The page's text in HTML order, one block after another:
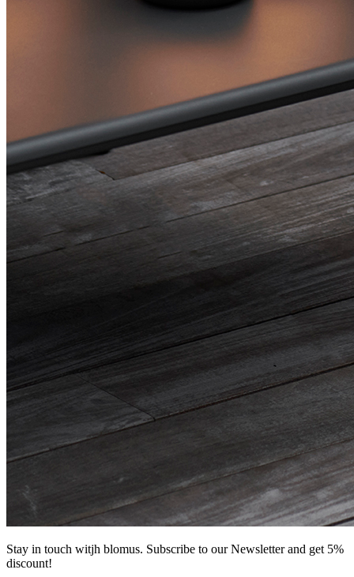
Stay in touch witjh blomus. Subscribe to our Newsletter and get 5%
discount!